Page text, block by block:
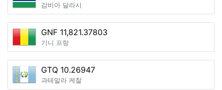
감비아 달라시
GNF 11,821.37803
기니 프랑
GTQ 10.26947
과테말라 케찰